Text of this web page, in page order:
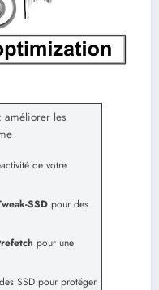
améliorer les
de votre
SSD pour des
pour une
des SSD pour protéger